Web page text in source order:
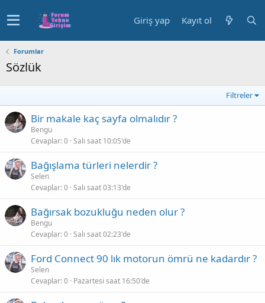
Giriş yap Kayıt ol
Forumlar
Sözlük
Filtreler
Bir makale kaç sayfa olmalıdır ?
Bengu
Cevaplar 0 Salı saat 10:05'de
Bağışlama türleri nelerdir ?
Selen
Cevaplar 0 Salı saat 03:13'de
Bağırsak bozukluğu neden olur ?
Bengu
Cevaplar 0 Salı saat 02:23'de
Ford Connect 90 lık motorun ömrü ne kadardır ?
Selen
Cevaplar 0 Pazartesi saat 16:50'de